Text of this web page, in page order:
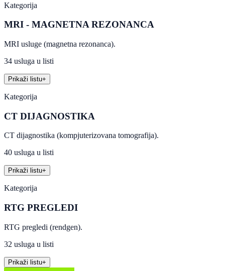
Kategorija
MRI - MAGNETNA REZONANCA
MRI usluge (magnetna rezonanca).
34 usluga u listi
Prikaži listu+
Kategorija
CT DIJAGNOSTIKA
CT dijagnostika (kompjuterizovana tomografija).
40 usluga u listi
Prikaži listu+
Kategorija
RTG PREGLEDI
RTG pregledi (rendgen).
32 usluga u listi
Prikaži listu+